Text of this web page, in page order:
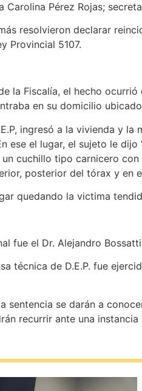
Carolina Pérez Rojas;
resolvieron declarar
Provincial 5107.
la Fiscalía, el hecho
en su domicilio
ingresó a la vivienda y
ese el lugar, el sujeto le
cuchillo tipo carnicero
posterior del tórax y en
quedando la victima
fue el Dr. Alejandro
técnica de D.E.P. fue
sentencia se darán a
recurrir ante una